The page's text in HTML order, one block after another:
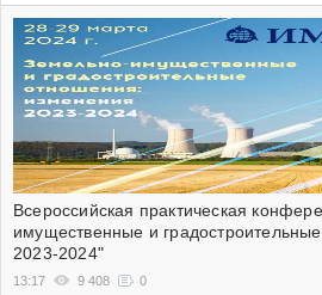
Всероссийская практическая
имущественные и
2023-2024"
13:17 9 408 0